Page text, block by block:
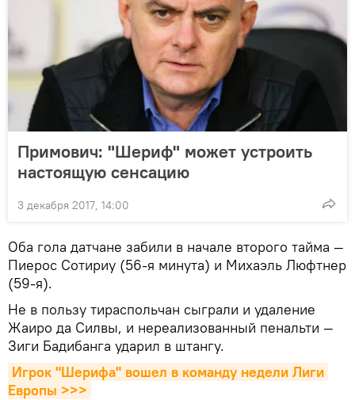
Примович: "Шериф" может устроить
настоящую сенсацию
3 декабря 2017, 14:00
Оба гола датчане забили в начале второго тайма —
Пиерос Сотириу (56-я минута) и Михаэль Люфтнер
(59-я).
Не в пользу тираспольчан сыграли и удаление
Жаиро да Силвы, и нереализованный пенальти —
Зиги Бадибанга ударил в штангу.
Игрок "Шерифа" вошел в команду недели Лиги
Европы >>>